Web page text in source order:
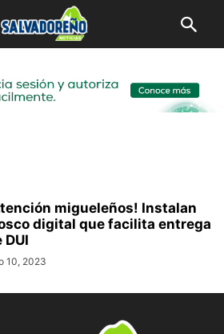
migueleños! Instalan
digital que facilita entrega
DUI
10, 2023